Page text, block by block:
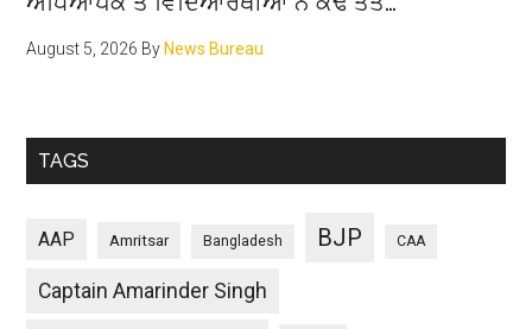
August 5, 2026 By News Bureau
TAGS
AAP Amritsar Bangladesh BJP CAA
Captain Amarinder Singh